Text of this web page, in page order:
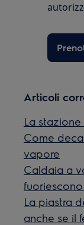
Articoli
La
Come
vapore
Caldaia a
La piastra
anche se il